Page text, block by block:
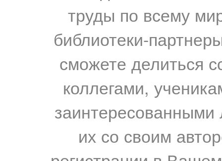
труды по всему
библиотеки-
сможете делиться
коллегами,
их со своим